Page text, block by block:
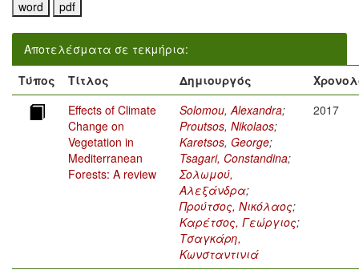
Αποτελέσματα σε τεκμήρια:
Τύπος
Τίτλος Δημιουργός
Effects of Climate
Change on
Vegetation in
Mediterranean
Forests: A review
Solomou, Alexandra;
Proutsos, Nikolaos;
Karetsos, George;
Tsagari, Constandina;
Σολωμού,
Αλεξάνδρα;
Προύτσος, Νικόλαος;
Καρέτσος, Γεώργιος;
Τσαγκάρη,
Κωνσταντινιά
2017